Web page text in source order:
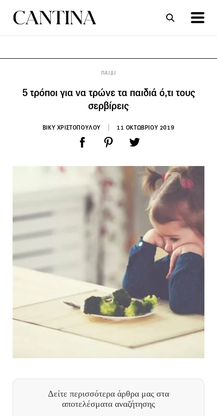
ΠΑΙΔΙ
5 τρόποι για να τρώνε τα παιδιά ό,τι τους
σερβίρεις
ΒΙΚΥ ΧΡΙΣΤΟΠΟΥΛΟΥ 11 ΟΚΤΩΒΡΙΟΥ 2019
Δείτε περισσότερα άρθρα μας στα
αποτελέσματα αναζήτησης